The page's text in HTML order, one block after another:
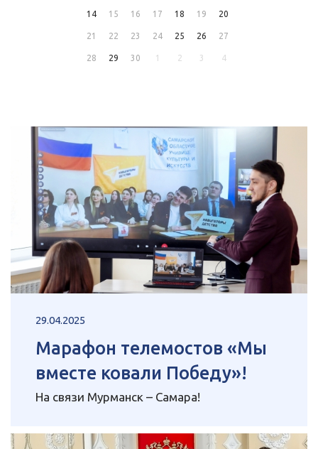
14 15 16 17 18 19 20
21 22 23 24 25 26 27
28 29 30 1 2 3 4
29.04.2025
Марафон телемостов «Мы
вместе ковали Победу»!
На связи Мурманск – Самара!